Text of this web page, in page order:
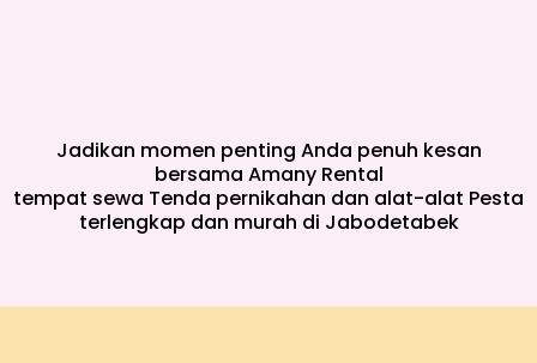
Jadikan momen penting Anda penuh kesan
bersama Amany Rental
tempat sewa Tenda pernikahan dan alat-alat Pesta
terlengkap dan murah di Jabodetabek